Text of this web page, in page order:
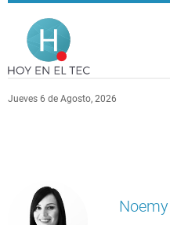
Pasar al contenido principal
Jueves 6 de Agosto, 2026